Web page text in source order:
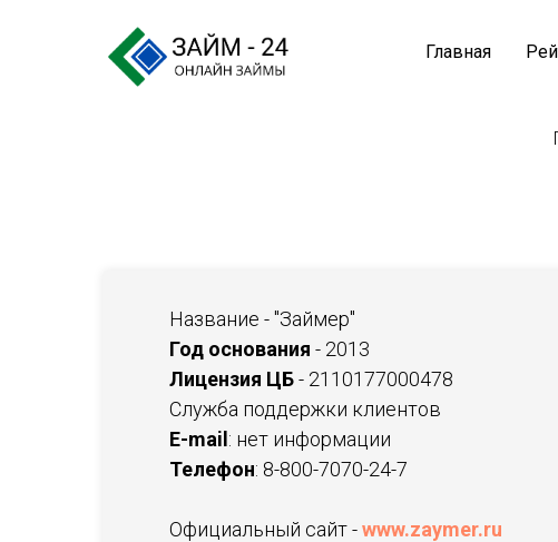
Главная
Название - "Займер"
Год основания - 2013
Лицензия ЦБ- 2110177000478
Служба поддержки клиентов
E-mail : нет информации
Телефон: 8-800-7070-24-7
Официальный сайт -www.zaymer.ru